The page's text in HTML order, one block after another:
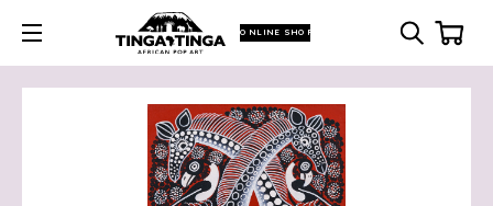
ONLINE SHOP